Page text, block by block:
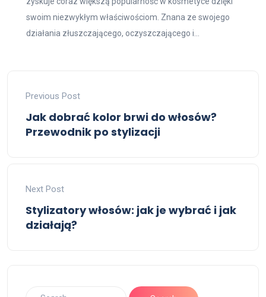
swoim niezwykłym właściwościom. Znana ze swojego
działania złuszczającego, oczyszczającego i...
Previous Post
Jak dobrać kolor brwi do włosów?
Przewodnik po stylizacji
Next Post
Stylizatory włosów: jak je wybrać i jak
działają?